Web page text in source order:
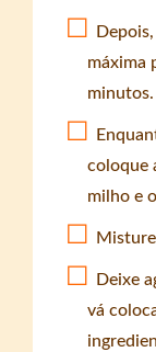
máxima
minutos.
coloque
milho e
Deixe
vá